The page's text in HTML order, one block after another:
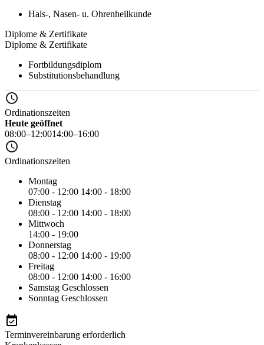
Hals-, Nasen- u. Ohrenheilkunde
Diplome & Zertifikate
Diplome & Zertifikate
Fortbildungsdiplom
Substitutionsbehandlung
Ordinationszeiten
Heute geöffnet
08:00–12:0014:00–16:00
Ordinationszeiten
Montag
07:00 - 12:00 14:00 - 18:00
Dienstag
08:00 - 12:00 14:00 - 18:00
Mittwoch
14:00 - 19:00
Donnerstag
08:00 - 12:00 14:00 - 19:00
Freitag
08:00 - 12:00 14:00 - 16:00
Samstag Geschlossen
Sonntag Geschlossen
Terminvereinbarung erforderlich